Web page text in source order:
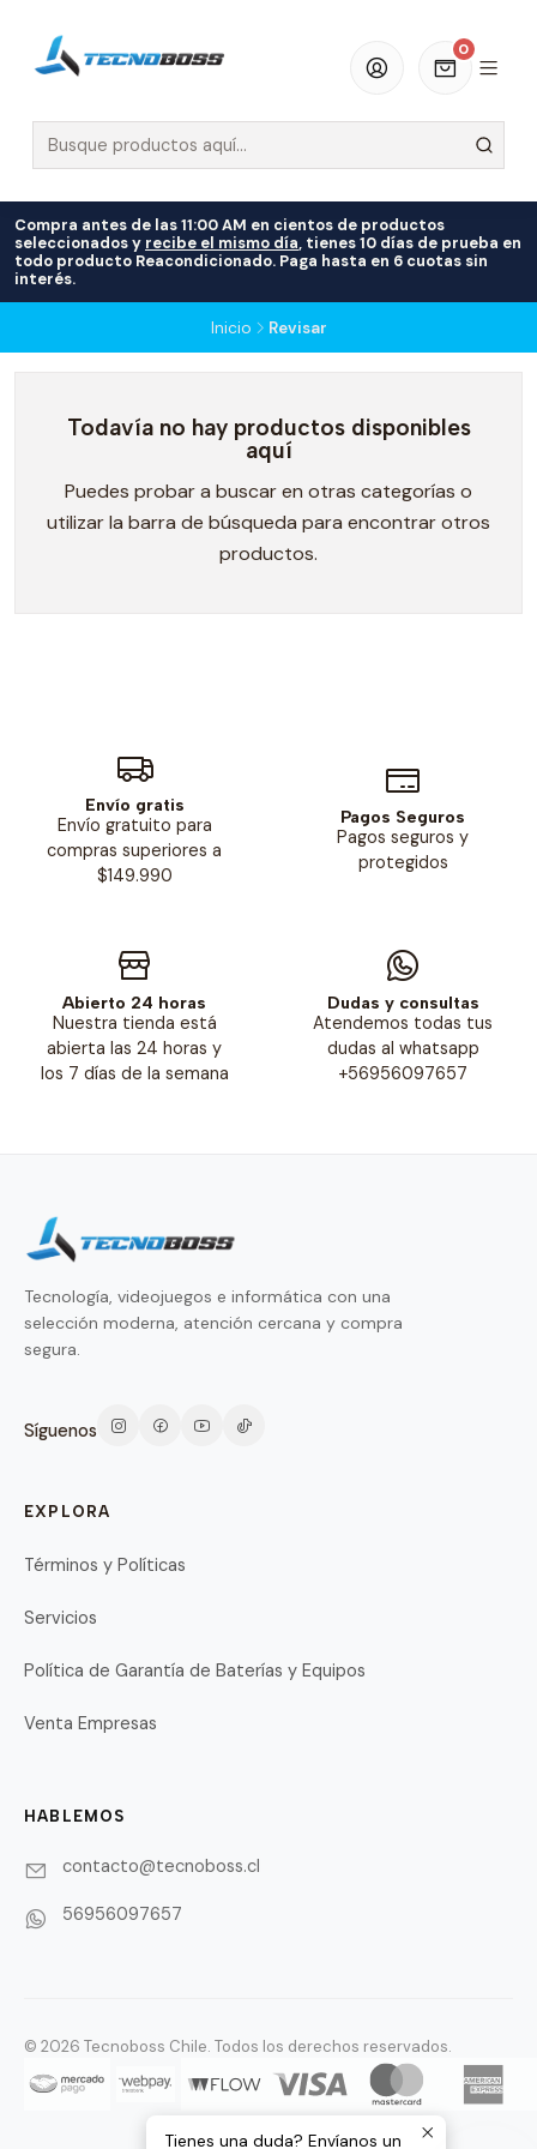
0
Compra antes de las 11:00 AM en cientos de productos
seleccionados y recibe el mismo día, tienes 10 días de prueba en
todo producto Reacondicionado. Paga hasta en 6 cuotas sin
interés.
Inicio Revisar
Todavía no hay productos disponibles
aquí
Puedes probar a buscar en otras categorías o
utilizar la barra de búsqueda para encontrar otros
productos.
Envío gratis
Envío gratuito para
compras superiores a
$149.990
Pagos Seguros
Pagos seguros y
protegidos
Abierto 24 horas
Nuestra tienda está
abierta las 24 horas y
los 7 días de la semana
Dudas y consultas
Atendemos todas tus
dudas al whatsapp
+56956097657
Tecnología, videojuegos e informática con una
selección moderna, atención cercana y compra
segura.
Síguenos
EXPLORA
Términos y Políticas
Servicios
Política de Garantía de Baterías y Equipos
Venta Empresas
HABLEMOS
contacto@tecnoboss.cl
56956097657
© 2026 Tecnoboss Chile. Todos los derechos reservados.
Tienes una duda? Envíanos un